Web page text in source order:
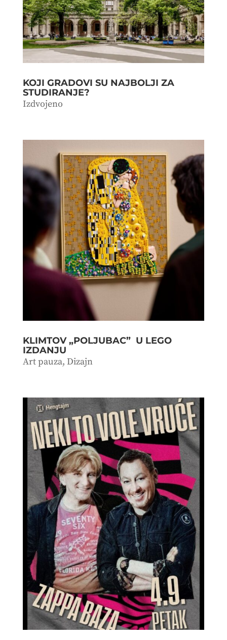
KOJI GRADOVI SU NAJBOLJI ZA
STUDIRANJE?
Izdvojeno
KLIMTOV „POLJUBAC” U LEGO
IZDANJU
Art pauza, Dizajn